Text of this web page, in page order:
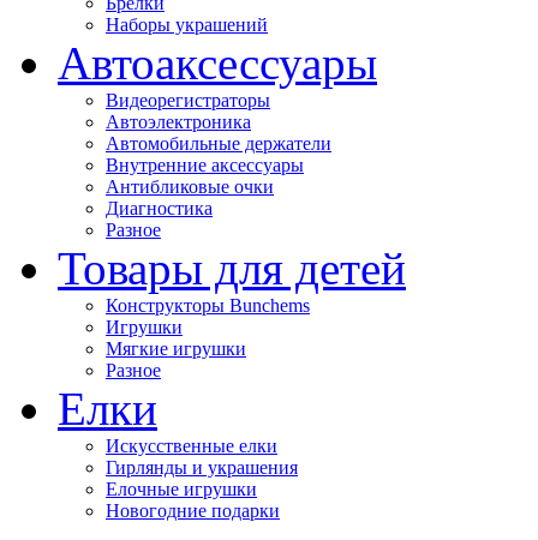
Наборы украшений
Автоаксессуары
Видеорегистраторы
Автоэлектроника
Автомобильные держатели
Внутренние аксессуары
Антибликовые очки
Диагностика
Разное
Товары для детей
Конструкторы Bunchems
Игрушки
Мягкие игрушки
Разное
Елки
Искусственные елки
Гирлянды и украшения
Елочные игрушки
Новогодние подарки